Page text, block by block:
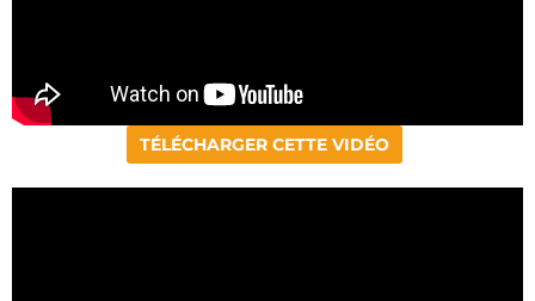
TÉLÉCHARGER CETTE VIDÉO